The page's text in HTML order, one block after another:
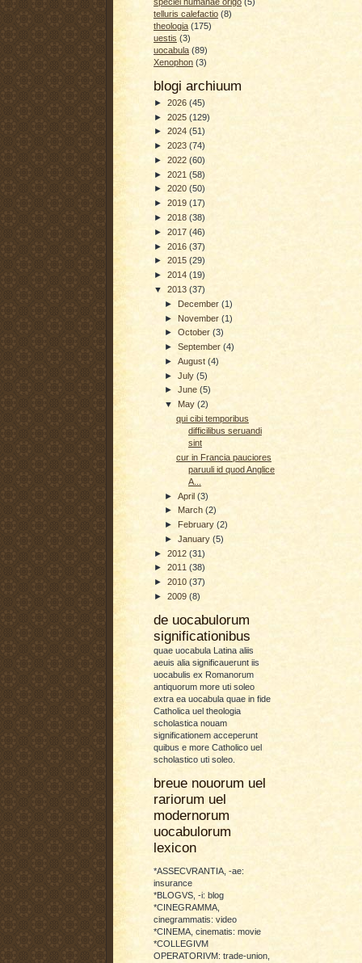
telluris calefactio (8)
theologia (175)
uestis (3)
uocabula (89)
Xenophon (3)
blogi archiuum
► 2026 (45)
► 2025 (129)
► 2024 (51)
► 2023 (74)
► 2022 (60)
► 2021 (58)
► 2020 (50)
► 2019 (17)
► 2018 (38)
► 2017 (46)
► 2016 (37)
► 2015 (29)
► 2014 (19)
▼ 2013 (37)
► December(1)
► November(1)
►October(3)
►September(4)
►August(4)
►July(5)
►June(5)
▼ May(2)
qui cibi temporibus
difficilibus seruandi
sint
cur in Francia pauciores
paruuli id quod Anglice
A...
►April(3)
► March(2)
►February(2)
►January(5)
► 2012 (31)
► 2011 (38)
► 2010 (37)
► 2009 (8)
de uocabulorum
significationibus
quae uocabula Latina aliis
aeuis alia significauerunt iis
uocabulis ex Romanorum
antiquorum more uti soleo
extra ea uocabula quae in fide
Catholica uel theologia
scholastica nouam
significationem acceperunt
quibus e more Catholico uel
scholastico uti soleo.
breue nouorum uel
rariorum uel
modernorum
uocabulorum
lexicon
*ASSECVRANTIA, -ae:
insurance
*BLOGVS, -i: blog
*CINEGRAMMA,
cinegrammatis: video
*CINEMA, cinematis: movie
*COLLEGIVM
OPERATORIVM: trade-union,